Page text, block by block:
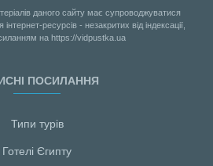
даного сайту має супроводжуватися
ресурсів - незакритих від індексації,
на https://vidpustka.ua
ПОСИЛАННЯ
Типи турів
Готелі Єгипту